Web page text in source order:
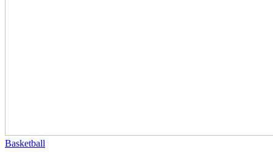
Basketball